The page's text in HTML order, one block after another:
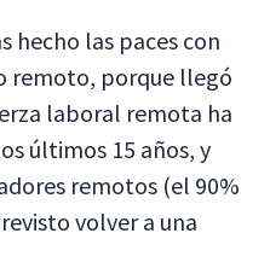
hecho las paces con
remoto, porque llegó
laboral remota ha
últimos 15 años, y
remotos (el 90%
volver a una